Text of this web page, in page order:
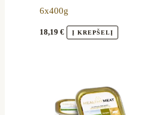
6x400g
18,19€ Į KREPŠELĮ